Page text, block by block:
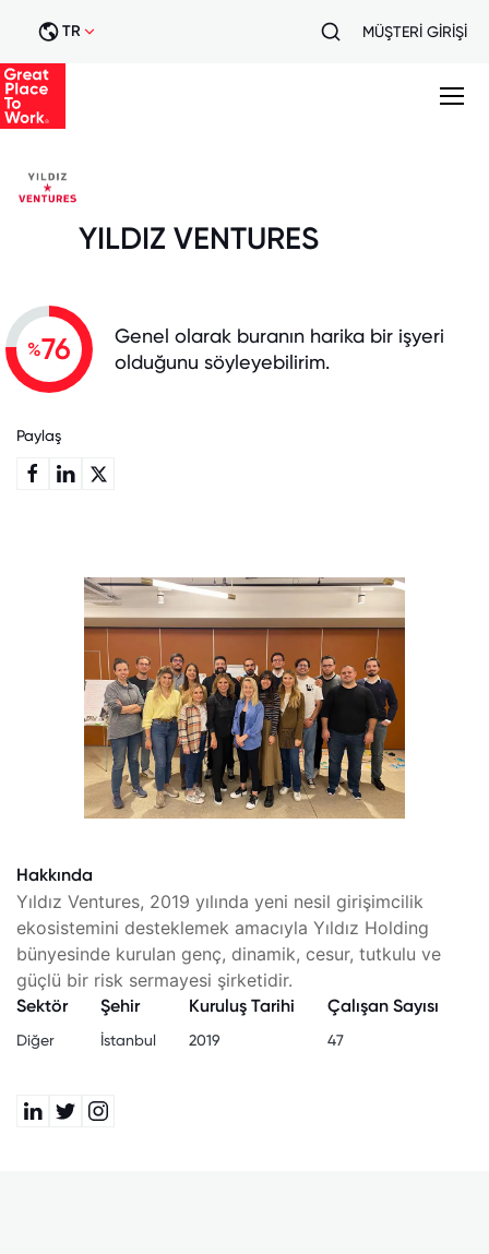
TR MÜŞTERİ GİRİŞİ
YILDIZ VENTURES
%76
Genel olarak buranın harika bir işyeri
olduğunu söyleyebilirim.
Paylaş
Hakkında
Yıldız Ventures, 2019 yılında yeni nesil girişimcilik
ekosistemini desteklemek amacıyla Yıldız Holding
bünyesinde kurulan genç, dinamik, cesur, tutkulu ve
güçlü bir risk sermayesi şirketidir.
Sektör
Diğer
Şehir
İstanbul
Kuruluş Tarihi
2019
Çalışan Sayısı
47